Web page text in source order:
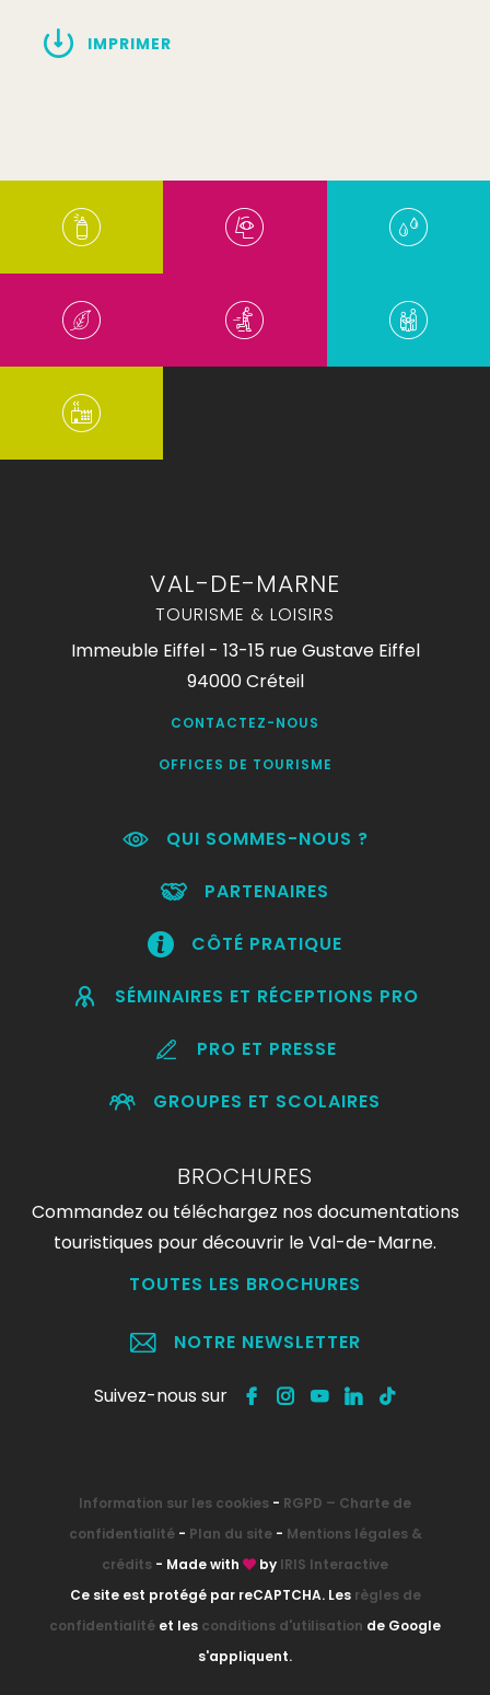
IMPRIMER
VAL-DE-MARNE
TOURISME & LOISIRS
Immeuble Eiffel - 13-15 rue Gustave Eiffel
94000 Créteil
CONTACTEZ-NOUS
OFFICES DE TOURISME
QUI SOMMES-NOUS ?
PARTENAIRES
CÔTÉ PRATIQUE
SÉMINAIRES ET RÉCEPTIONS PRO
PRO ET PRESSE
GROUPES ET SCOLAIRES
BROCHURES
Commandez ou téléchargez nos documentations
touristiques pour découvrir le Val-de-Marne.
TOUTES LES BROCHURES
NOTRE NEWSLETTER
Suivez-nous sur
Information sur les cookies - RGPD – Charte de
confidentialité- Plan du site- Mentions légales &
crédits - Made with by IRIS Interactive
Ce site est protégé par reCAPTCHA. Les règles de
confidentialité et les conditions d'utilisation de Google
s'appliquent.